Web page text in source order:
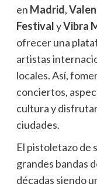
en Madrid,
FestivalyVibra
ofrecer una
artistas
locales. Así,
conciertos,
cultura y
ciudades.
El pistoletazo de
grandes bandas
décadas siendo